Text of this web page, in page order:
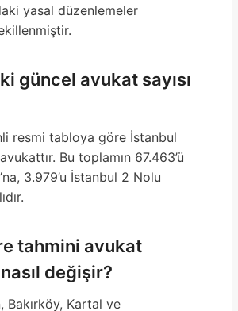
yasal düzenlemeler
güncel avukat sayısı
resmi tabloya göre İstanbul
Bu toplamın 67.463’ü
3.979’u İstanbul 2 Nolu
tahmini avukat
değişir?
Bakırköy, Kartal ve